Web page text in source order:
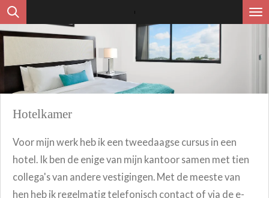
Ga
direct
de
hoofdinhoud
Hotelkamer
Voor mijn werk heb ik een tweedaagse cursus in een
hotel. Ik ben de enige van mijn kantoor samen met tien
collega's van andere vestigingen. Met de meeste van
hen heb ik regelmatig telefonisch contact of via de e-